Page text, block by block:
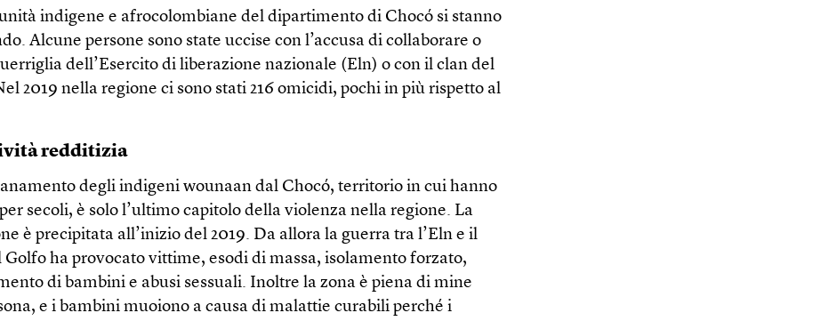
indigene e afrocolombiane del dipartimento di Chocó si stanno
Alcune persone sono state uccise con l’accusa di collaborare o
dell’Esercito di liberazione nazionale (Eln) o con il clan del
2019 nella regione ci sono stati 216 omicidi, pochi in più rispetto al
redditizia
degli indigeni wounaan dal Chocó, territorio in cui hanno
secoli, è solo l’ultimo capitolo della violenza nella regione. La
è precipitata all’inizio del 2019. Da allora la guerra tra l’Eln e il
Golfo ha provocato vittime, esodi di massa, isolamento forzato,
di bambini e abusi sessuali. Inoltre la zona è piena di mine
e i bambini muoiono a causa di malattie curabili perché i